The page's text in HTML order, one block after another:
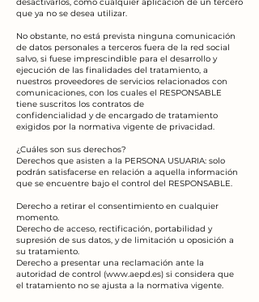
que ya no se desea utilizar.
No obstante, no está prevista ninguna comunicación
de datos personales a terceros fuera de la red social
salvo, si fuese imprescindible para el desarrollo y
ejecución de las finalidades del tratamiento, a
nuestros proveedores de servicios relacionados con
comunicaciones, con los cuales el RESPONSABLE
tiene suscritos los contratos de
confidencialidad y de encargado de tratamiento
exigidos por la normativa vigente de privacidad.
¿Cuáles son sus derechos?
Derechos que asisten a la PERSONA USUARIA: solo
podrán satisfacerse en relación a aquella información
que se encuentre bajo el control del RESPONSABLE.
Derecho a retirar el consentimiento en cualquier
momento.
Derecho de acceso, rectificación, portabilidad y
supresión de sus datos, y de limitación u oposición a
su tratamiento.
Derecho a presentar una reclamación ante la
autoridad de control (www.aepd.es) si considera que
el tratamiento no se ajusta a la normativa vigente.